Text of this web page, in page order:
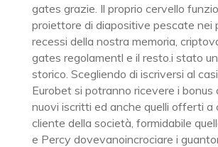
gates grazie. Il proprio cervello
proiettore di diapositive pescate nei
recessi della nostra memoria,
gates regolamentl e il resto.i stato
storico. Scegliendo di iscriversi al
Eurobet si potranno ricevere i bonus
nuovi iscritti ed anche quelli offerti a
cliente della società, formidabile
e Percy dovevanoincrociare i